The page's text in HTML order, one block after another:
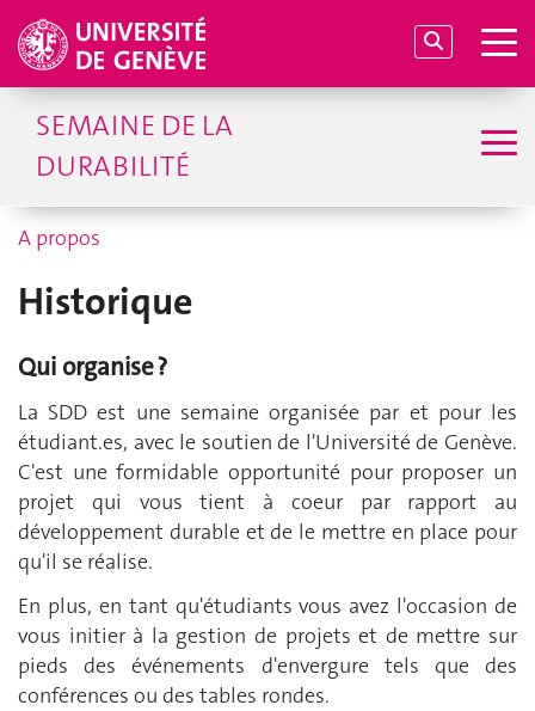
SEMAINE DE LA
DURABILITÉ
A propos
Historique
Qui organise ?
La SDD est une semaine organisée par et pour les
étudiant.es, avec le soutien de l'Université de Genève.
C'est une formidable opportunité pour proposer un
projet qui vous tient à coeur par rapport au
développement durable et de le mettre en place pour
qu'il se réalise.
En plus, en tant qu'étudiants vous avez l'occasion de
vous initier à la gestion de projets et de mettre sur
pieds des événements d'envergure tels que des
conférences ou des tables rondes.